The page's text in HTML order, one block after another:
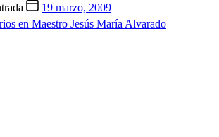
19 marzo, 2009
en Maestro Jesús María Alvarado